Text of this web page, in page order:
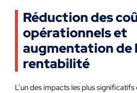
Réduction des
opérationnels et
augmentation de
rentabilité
L’un des impacts les plus